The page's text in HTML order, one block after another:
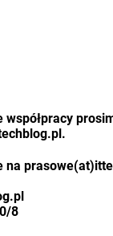
współpracy
na
8